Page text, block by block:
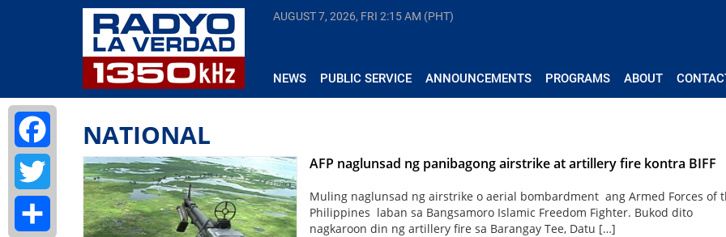
AUGUST 7, 2026, FRI 2:15 AM (PHT)
NEWS PUBLIC SERVICE ANNOUNCEMENTS PROGRAMS ABOUT
NATIONAL
AFP naglunsad ng panibagong airstrike at artillery fire kontra BIFF
Muling naglunsad ng airstrike o aerial bombardment ang Armed Forces of
Philippines laban sa Bangsamoro Islamic Freedom Fighter. Bukod dito
nagkaroon din ng artillery fire sa Barangay Tee, Datu […]
Facebook
Twitter